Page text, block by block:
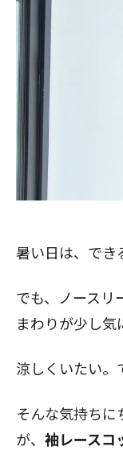
暑い日は、でき
でも、ノースリ
まわりが少し気
涼しくいたい。
そんな気持ちに
が、 袖レースコ